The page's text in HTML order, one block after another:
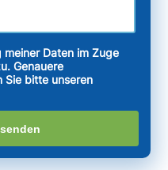
meiner Daten im Zuge
Genauere
Sie bitte unseren